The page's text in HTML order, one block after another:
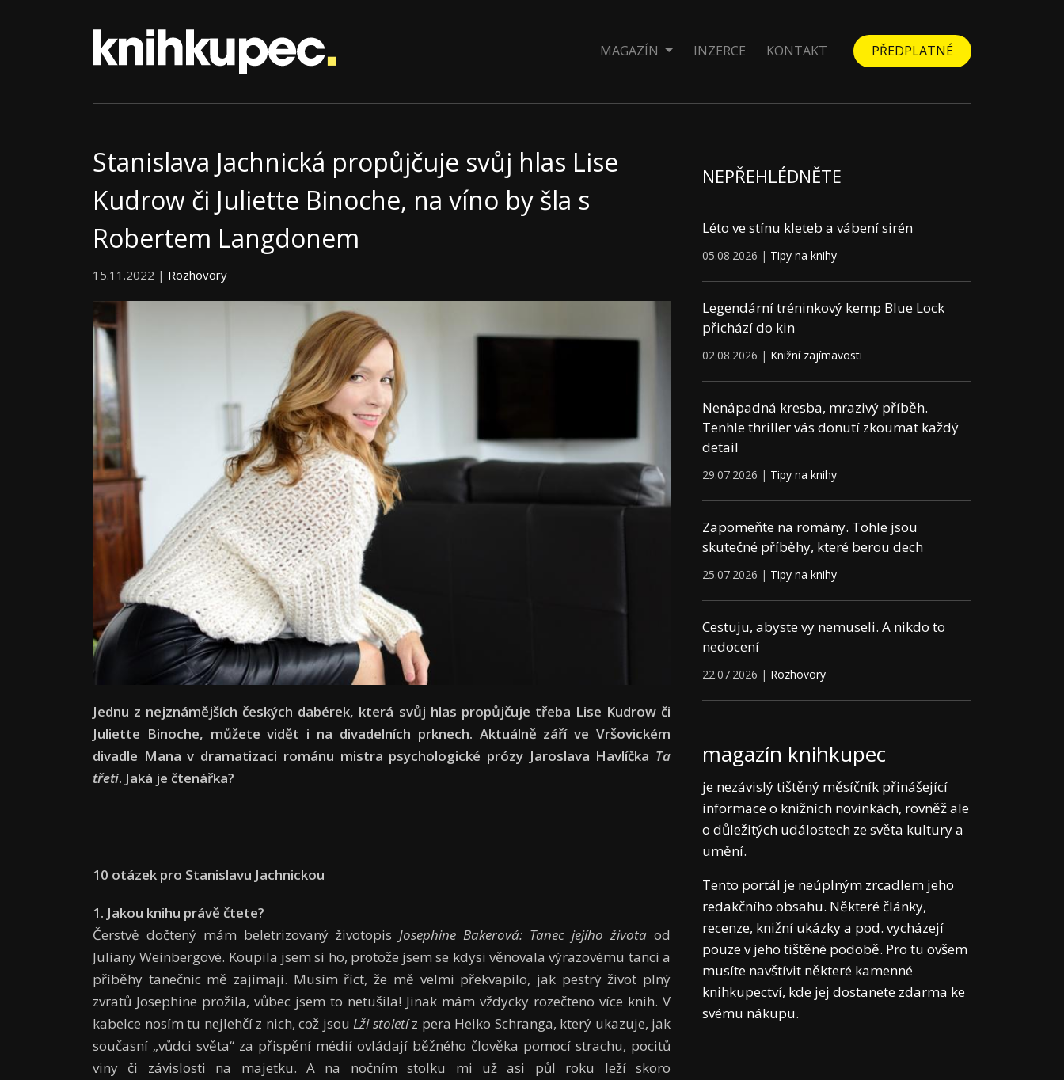
MAGAZÍN INZERCE KONTAKT PŘEDPLATNÉ
Stanislava Jachnická propůjčuje svůj hlas Lise
Kudrow či Juliette Binoche, na víno by šla s
Robertem Langdonem
15.11.2022 | Rozhovory
Jednu z nejznámějších českých dabérek, která svůj hlas propůjčuje třeba Lise Kudrow či
Juliette Binoche, můžete vidět i na divadelních prknech. Aktuálně září ve Vršovickém
divadle Mana v dramatizaci románu mistra psychologické prózy Jaroslava Havlíčka Ta
třetí. Jaká je čtenářka?
10 otázek pro Stanislavu Jachnickou
1. Jakou knihu právě čtete?
Čerstvě dočtený mám beletrizovaný životopis Josephine Bakerová: Tanec jejího života od
Juliany Weinbergové. Koupila jsem si ho, protože jsem se kdysi věnovala výrazovému tanci a
příběhy tanečnic mě zajímají. Musím říct, že mě velmi překvapilo, jak pestrý život plný
zvratů Josephine prožila, vůbec jsem to netušila! Jinak mám vždycky rozečteno více knih. V
kabelce nosím tu nejlehčí z nich, což jsou Lži stoletíz pera Heiko Schranga, který ukazuje, jak
současní „vůdci světa“ za přispění médií ovládají běžného člověka pomocí strachu, pocitů
viny či závislosti na majetku. A na nočním stolku mi už asi půl roku leží skoro
NEPŘEHLÉDNĚTE
Léto ve stínu kleteb a vábení sirén
05.08.2026 | Tipy na knihy
Legendární tréninkový kemp Blue Lock
přichází do kin
02.08.2026 | Knižní zajímavosti
Nenápadná kresba, mrazivý příběh.
Tenhle thriller vás donutí zkoumat každý
detail
29.07.2026 | Tipy na knihy
Zapomeňte na romány. Tohle jsou
skutečné příběhy, které berou dech
25.07.2026 | Tipy na knihy
Cestuju, abyste vy nemuseli. A nikdo to
nedocení
22.07.2026 | Rozhovory
magazín knihkupec
je nezávislý tištěný měsíčník přinášející
informace o knižních novinkách, rovněž ale
o důležitých událostech ze světa kultury a
umění.
Tento portál je neúplným zrcadlem jeho
redakčního obsahu. Některé články,
recenze, knižní ukázky a pod. vycházejí
pouze v jeho tištěné podobě. Pro tu ovšem
musíte navštívit některé kamenné
knihkupectví, kde jej dostanete zdarma ke
svému nákupu.